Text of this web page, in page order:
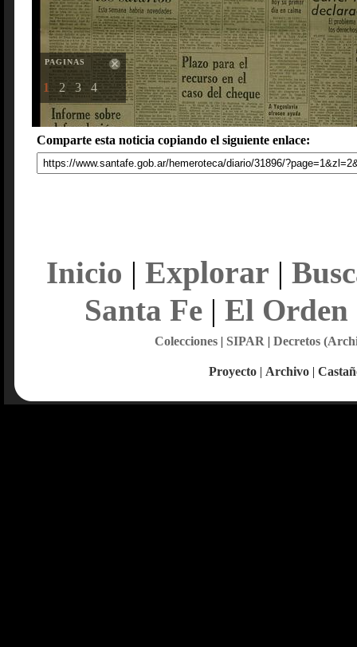
PAGINAS
1 2 3 4
Comparte esta noticia copiando el siguiente enlace:
Inicio | Explorar |
Santa Fe| El Orden
Colecciones| SIPAR | Decretos
Proyecto | Archivo |